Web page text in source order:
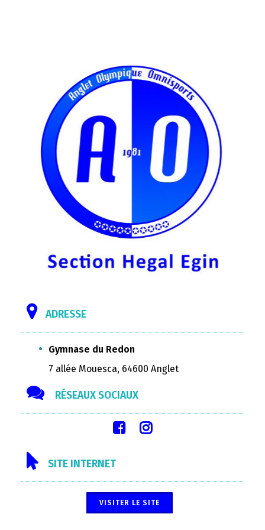
ADRESSE
Gymnase du Redon
7 allée Mouesca, 64600 Anglet
RÉSEAUX SOCIAUX
SITE INTERNET
VISITER LE SITE